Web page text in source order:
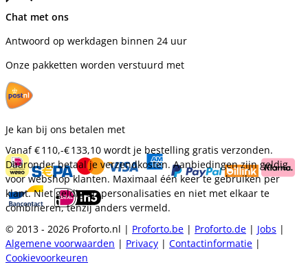
Chat met ons
Antwoord op werkdagen binnen 24 uur
Onze pakketten worden verstuurd met
Je kan bij ons betalen met
Vanaf€ 110,-€ 133,10 wordt je bestelling gratis verzonden.
Daaronder betaal je verzendkosten. Aanbiedingen zijn geldig
voor webshop klanten. Maximaal één keer te gebruiken per
klant. Niet geldig op personalisaties en niet met elkaar te
combineren, tenzij anders vermeld.
© 2013 - 2026 Proforto.nl | Proforto.be | Proforto.de | Jobs |
Algemene voorwaarden | Privacy | Contactinformatie |
Cookievoorkeuren